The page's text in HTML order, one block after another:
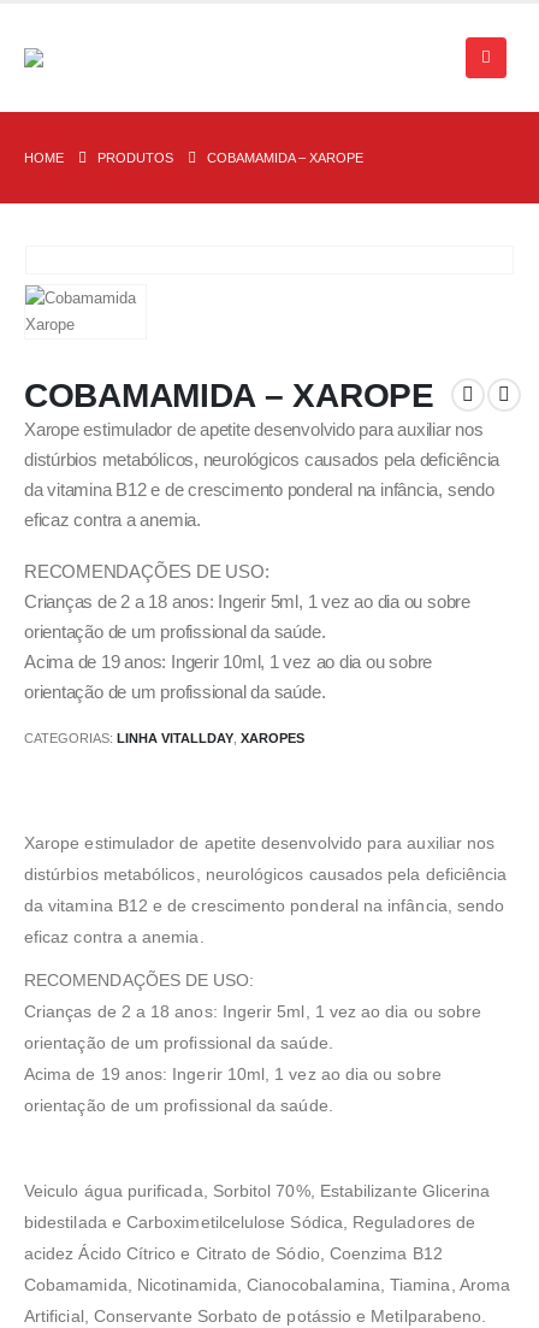
HOME PRODUTOS COBAMAMIDA – XAROPE
COBAMAMIDA – XAROPE
Xarope estimulador de apetite desenvolvido para auxiliar nos
distúrbios metabólicos, neurológicos causados pela deficiência
da vitamina B12 e de crescimento ponderal na infância, sendo
eficaz contra a anemia.
RECOMENDAÇÕES DE USO:
Crianças de 2 a 18 anos: Ingerir 5ml, 1 vez ao dia ou sobre
orientação de um profissional da saúde.
Acima de 19 anos: Ingerir 10ml, 1 vez ao dia ou sobre
orientação de um profissional da saúde.
CATEGORIAS: LINHA VITALLDAY XAROPES
Xarope estimulador de apetite desenvolvido para auxiliar nos
distúrbios metabólicos, neurológicos causados pela deficiência
da vitamina B12 e de crescimento ponderal na infância, sendo
eficaz contra a anemia.
RECOMENDAÇÕES DE USO:
Crianças de 2 a 18 anos: Ingerir 5ml, 1 vez ao dia ou sobre
orientação de um profissional da saúde.
Acima de 19 anos: Ingerir 10ml, 1 vez ao dia ou sobre
orientação de um profissional da saúde.
Veiculo água purificada, Sorbitol 70%, Estabilizante Glicerina
bidestilada e Carboximetilcelulose Sódica, Reguladores de
acidez Ácido Cítrico e Citrato de Sódio, Coenzima B12
Cobamamida, Nicotinamida, Cianocobalamina, Tiamina, Aroma
Artificial, Conservante Sorbato de potássio e Metilparabeno.